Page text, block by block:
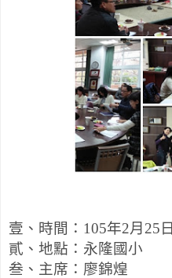
壹、時間： 105年2月 25 日
貳、地點：永隆國小
叁、主席：廖錦煌